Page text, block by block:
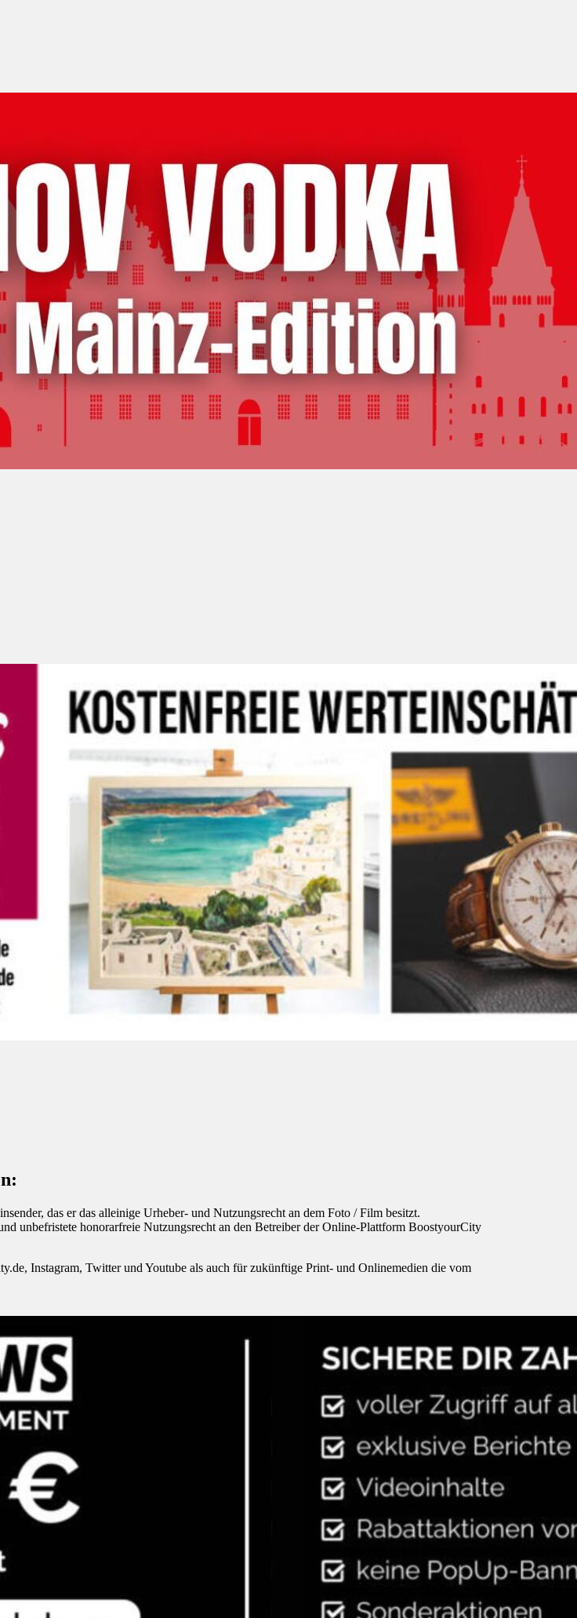
das er das alleinige Urheber- und Nutzungsrecht an dem Foto / Film besitzt.
unbefristete honorarfreie Nutzungsrecht an den Betreiber der Online-Plattform BoostyourCity
Instagram, Twitter und Youtube als auch für zukünftige Print- und Onlinemedien die vom